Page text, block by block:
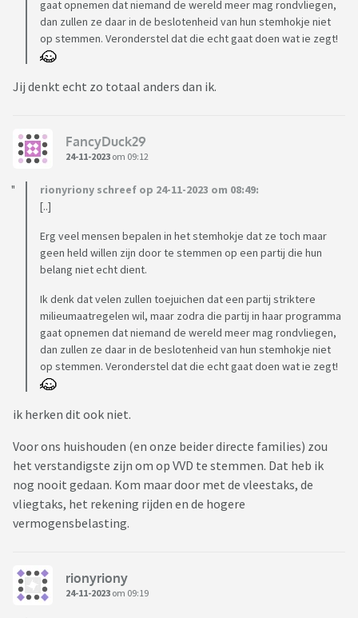
gaat opnemen dat niemand de wereld meer mag rondvliegen,
dan zullen ze daar in de beslotenheid van hun stemhokje niet
op stemmen. Veronderstel dat die echt gaat doen wat ie zegt!
Jij denkt echt zo totaal anders dan ik.
FancyDuck29
24-11-2023 om 09:12
rionyriony schreef op 24-11-2023 om 08:49:
[..]
Erg veel mensen bepalen in het stemhokje dat ze toch maar
geen held willen zijn door te stemmen op een partij die hun
belang niet echt dient.
Ik denk dat velen zullen toejuichen dat een partij striktere
milieumaatregelen wil, maar zodra die partij in haar programma
gaat opnemen dat niemand de wereld meer mag rondvliegen,
dan zullen ze daar in de beslotenheid van hun stemhokje niet
op stemmen. Veronderstel dat die echt gaat doen wat ie zegt!
ik herken dit ook niet.
Voor ons huishouden (en onze beider directe families) zou
het verstandigste zijn om op VVD te stemmen. Dat heb ik
nog nooit gedaan. Kom maar door met de vleestaks, de
vliegtaks, het rekening rijden en de hogere
vermogensbelasting.
rionyriony
24-11-2023 om 09:19